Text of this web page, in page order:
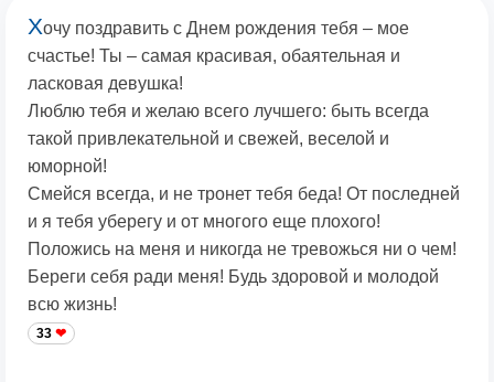
Хочу поздравить с Днем рождения тебя – мое
счастье! Ты – самая красивая, обаятельная и
ласковая девушка!
Люблю тебя и желаю всего лучшего: быть всегда
такой привлекательной и свежей, веселой и
юморной!
Смейся всегда, и не тронет тебя беда! От последней
и я тебя уберегу и от многого еще плохого!
Положись на меня и никогда не тревожься ни о чем!
Береги себя ради меня! Будь здоровой и молодой
всю жизнь!
33